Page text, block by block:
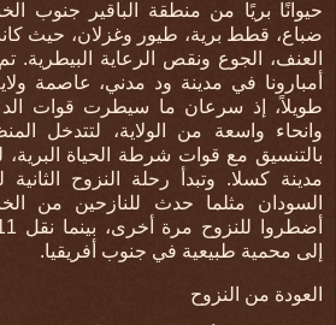
حيوانًا بريًا من منطقة الباقير جنوب
ضباع، قطط برية، طيور وغزلان، حيث
العنف، الجوع ونقص الرعاية البيطرية.
أمبارونا في مدينة ود مدني، عاصمة
طويلاً، إذ سرعان ما سيطرت قوات
وانحاء واسعة من الولاية، لتتدخل
بالتنسيق مع قوات شرطة الحياة
مدينة كسلا. وتبدأ رحلة النزوح
السودان مثلما حدث للنازحين من
إلى محمية طبيعية في جنوب أفريقيا.
العودة من النزوح